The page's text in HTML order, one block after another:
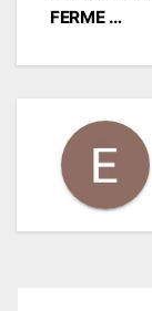
l’article
FERME …